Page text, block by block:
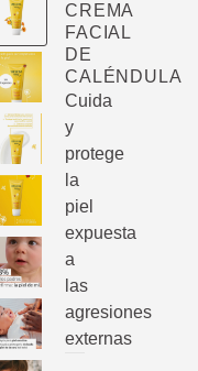
CREMA
FACIAL
DE
CALÉNDULA
Cuida
y
protege
la
piel
expuesta
a
las
agresiones
externas